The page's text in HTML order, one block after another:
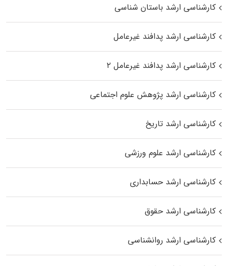
کارشناسی ارشد باستان شناسی
کارشناسی ارشد پدافند غیرعامل
کارشناسی ارشد پدافند غیرعامل ۲
کارشناسی ارشد پژوهش علوم اجتماعی
کارشناسی ارشد تاریخ
کارشناسی ارشد علوم ورزشی
کارشناسی ارشد حسابداری
کارشناسی ارشد حقوق
کارشناسی ارشد روانشناسی